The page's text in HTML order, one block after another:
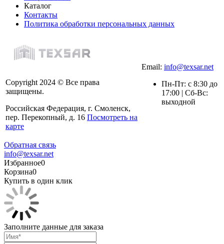
Каталог
Контакты
Политика обработки персональных данных
Copyright 2024 © Все права
защищены.
Российская Федерация, г. Смоленск,
пер. Перекопный, д. 16 Посмотреть на
карте
Email: info@texsar.net
Пн-Пт: с 8:30 до
17:00 | Сб-Вс:
выходной
Обратная связь
info@texsar.net
Избранное0
Корзина0
Купить в один клик
Заполните данные для заказа